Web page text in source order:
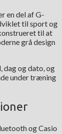
en del af G-
til sport og
til at
grå design
og dato, og
under træning
og Casio